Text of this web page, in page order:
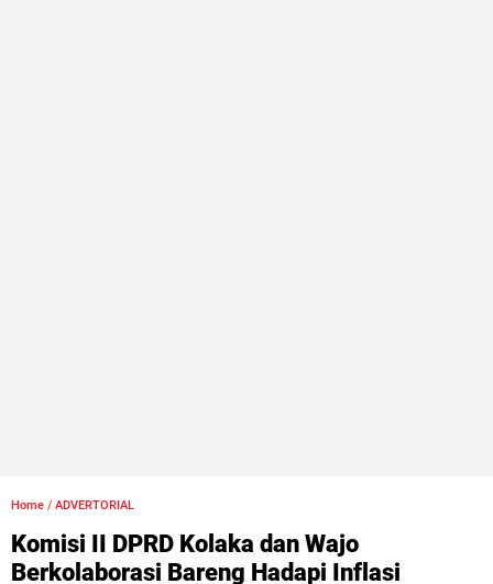
Home / ADVERTORIAL
Komisi II DPRD Kolaka dan Wajo
Berkolaborasi Bareng Hadapi Inflasi